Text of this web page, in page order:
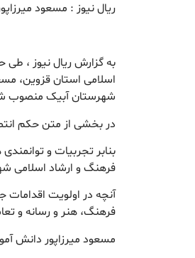
ریال نیوز : مسعود
به گزارش ریال نیوز ،
اسلامی استان قزوین،
شهرستان آبیک منصوب
در بخشی از متن حکم
بنابر تجربیات و
فرهنگ و ارشاد اسلامی
آنچه در اولویت
فرهنگ، هنر و رسانه و
مسعود میرزاپور دانش